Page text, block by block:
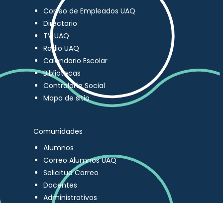
Correo de Empleados UAQ
Directorio
TV UAQ
Radio UAQ
Calendario Escolar
Bibliotecas
Contraloría Social
Mapa de sitio
Comunidades
Alumnos
Correo Alumnos UAQ
Solicitud Correo
Docentes
Administrativos